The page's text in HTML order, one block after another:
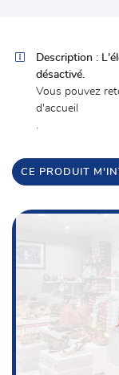
En cochant cette case,
l'adresse email
utilisantle formulaire
 Description :
désactivé.
Vous pouvez
d'accueil
.
CE PRODUIT